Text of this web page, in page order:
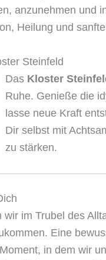
anzunehmen und
Heilung und
Steinfeld
Das Kloster
Ruhe. Genieße die
lasse neue Kraft
Dir selbst mit
zu stärken.
wir im Trubel des
Eine
in dem wir